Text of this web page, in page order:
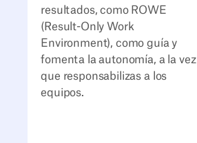
resultados, como ROWE
(Result-Only Work
Environment), como guía y
fomenta la autonomía, a la vez
que responsabilizas a los
equipos.